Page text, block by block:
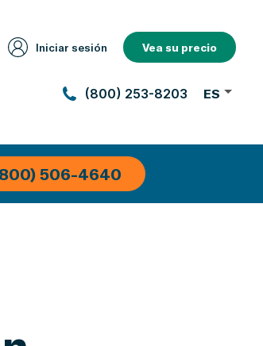
Iniciar sesión Vea su precio
(800) 253-8203 ES
506-4640